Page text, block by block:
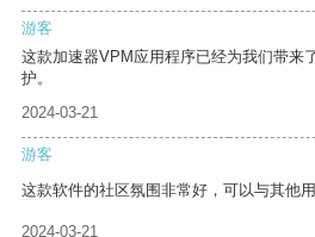
游客
这款加速器VPM应用程序已经为我们带来
护。
2024-03-21
游客
这款软件的社区氛围非常好，可以与其他
2024-03-21